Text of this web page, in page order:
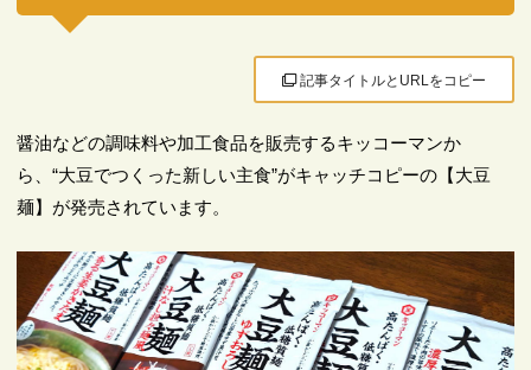
記事タイトルとURLをコピー
醤油などの調味料や加工食品を販売するキッコーマンか
ら、“大豆でつくった新しい主食”がキャッチコピーの【大豆
麺】が発売されています。